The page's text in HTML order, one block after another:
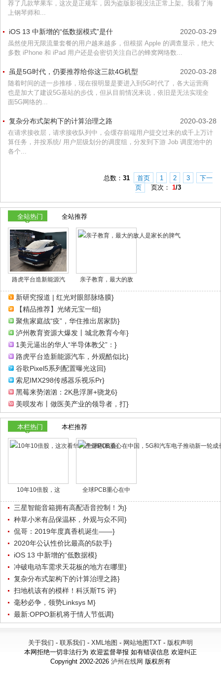
荐了几款苹果车，这次是正规车，因为盗版影视没法正常上架。我看了海
上钢琴师和...
2020-03-29
iOS 13 中新增的“低数据模式”是什
虽然使用无限流量套餐的用户越来越多，但根据 Apple 的调查显示，绝大
多数 iPhone 和 iPad 用户还是会密切关注自己的蜂窝网络数...
2020-03-28
虽是5G时代，仍要推荐给你这三款4G机型
随着时间的进一步推移，现在很明显是要进入到5G时代了，各大运营商
也是加大了建设5G基站的步伐，但从目前情况来说，依旧是无法实现全
面5G网络的...
2020-03-28
复杂分布式架构下的计算治理之路
在请求接收层，请求接收队列中，会缓存前端用户提交过来的成千上万计
算任务，并按系统/ 用户层级划分的调度组，分发到下游 Job 调度池中的
各个...
总数： 31 首页 1 2 3
下一
页
页次： 1/3
全站热门 全站推荐
路虎平台造新能源汽 亲子教育，最大的敌
新研究报道 | 红光对眼部脉络膜}
【精品推荐】光绪元宝一组}
聚焦家庭战“疫”，华住推出居家防}
泸州教育资源大爆发丨城北教育今年}
1美元逼出的华人“半导体教父”：}
路虎平台造新能源汽车，外观酷似比}
谷歌Pixel5系列配置曝光这回}
索尼IMX298传感器乐视乐Pr}
黑莓来势汹汹：2K悬浮屏+骁龙6}
美呗发布丨做医美产业的领导者，打}
本栏热门 本栏推荐
10年10倍股，这 全球PCB重心在中
三星智能音箱拥有高配语音控制！为}
种草小米有品保温杯，外观与众不同}
侃哥：2019年度真香机诞生——}
2020年公认性价比最高的5款手}
iOS 13 中新增的“低数据模}
冲破电动车需求天花板的地方在哪里}
复杂分布式架构下的计算治理之路}
扫地机该有的模样！科沃斯T5 评}
毫秒必争，领势Linksys M}
最新:OPPO新机将于情人节低调}
关于我们 - 联系我们 - XML地图 - 网站地图TXT - 版权声明
本网拒绝一切非法行为 欢迎监督举报 如有错误信息 欢迎纠正
Copyright 2002-2026 泸州在线网 版权所有